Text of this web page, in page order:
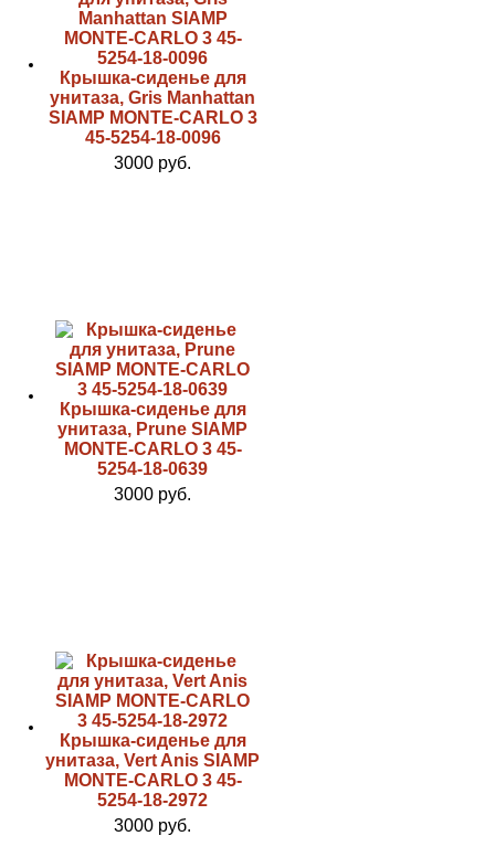
Крышка-сиденье для
унитаза, Gris Manhattan
SIAMP MONTE-CARLO 3
45-5254-18-0096
3000 руб.
Крышка-сиденье для
унитаза, Prune SIAMP
MONTE-CARLO 3 45-
5254-18-0639
3000 руб.
Крышка-сиденье для
унитаза, Vert Anis SIAMP
MONTE-CARLO 3 45-
5254-18-2972
3000 руб.